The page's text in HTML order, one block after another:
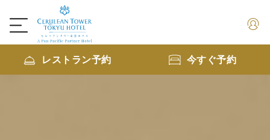
レストラン予約 今すぐ予約